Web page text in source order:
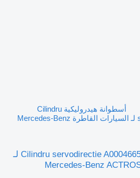
أسطوانة هيدروليكية Cilindru
servodirectie A0004665392 لـ السيارات القاطرة Mercedes-Benz
أسطوانة هيدروليكية Cilindru servodirectie A0004665392 لـ